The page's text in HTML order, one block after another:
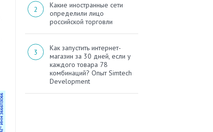
Какие иностранные сети
определили лицо
российской торговли
Как запустить интернет-
магазин за 30 дней, если у
каждого товара 78
комбинаций? Опыт Simtech
Development